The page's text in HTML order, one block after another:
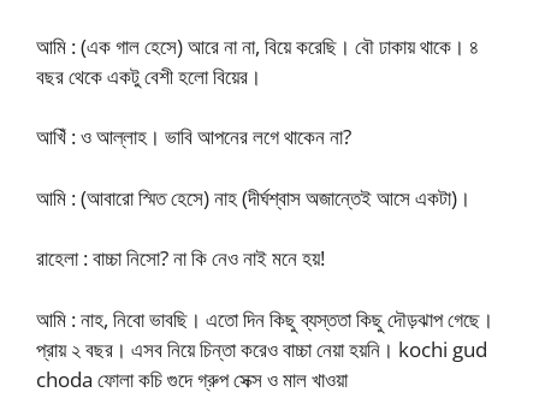
আমি : (এক গাল হেসে) আরে না না, বিয়ে করেছি। বৌ ঢাকায় থাকে। ৪
বছর থেকে একটু বেশী হলো বিয়ের।
আখিঁ : ও আল্লাহ। ভাবি আপনের লগে থাকেন না?
আমি : (আবারো স্মিত হেসে) নাহ (দীর্ঘশ্বাস অজান্তেই আসে একটা)।
রাহেলা : বাচ্চা নিসো? না কি নেও নাই মনে হয়!
আমি : নাহ, নিবো ভাবছি। এতো দিন কিছু ব্যস্ততা কিছু দৌড়ঝাপ গেছে।
প্রায় ২ বছর। এসব নিয়ে চিন্তা করেও বাচ্চা নেয়া হয়নি। kochi gud
choda ফোলা কচি গুদে গ্রুপ সেক্স ও মাল খাওয়া